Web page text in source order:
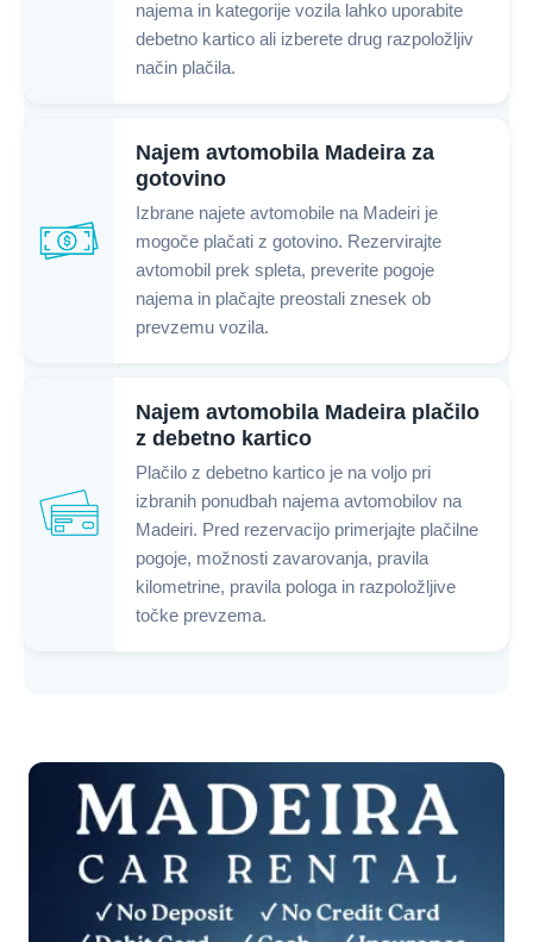
najema in kategorije vozila lahko uporabite
debetno kartico ali izberete drug razpoložljiv
način plačila.
Najem avtomobila Madeira za
gotovino
Izbrane najete avtomobile na Madeiri je
mogoče plačati z gotovino. Rezervirajte
avtomobil prek spleta, preverite pogoje
najema in plačajte preostali znesek ob
prevzemu vozila.
Najem avtomobila Madeira plačilo
z debetno kartico
Plačilo z debetno kartico je na voljo pri
izbranih ponudbah najema avtomobilov na
Madeiri. Pred rezervacijo primerjajte plačilne
pogoje, možnosti zavarovanja, pravila
kilometrine, pravila pologa in razpoložljive
točke prevzema.